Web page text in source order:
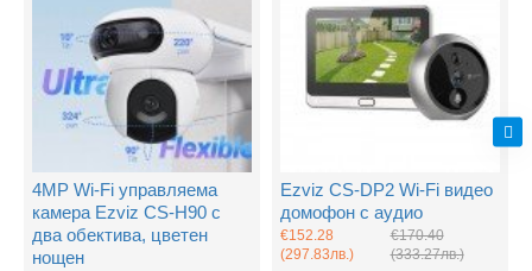
4MP Wi-Fi управляема
камера Ezviz CS-H90 с
два обектива, цветен
нощен
Ezviz CS-DP2 Wi-Fi видео
домофон с аудио
€152.28
(297.83лв.)
€170.40
(333.27лв.)